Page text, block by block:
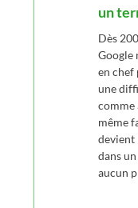
un
Dès
Google
en chef
une
comme
même
devient
dans
aucun